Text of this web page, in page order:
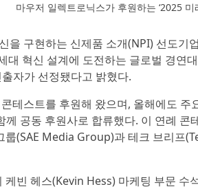
마우저 일렉트로닉스가 후원하는 ‘2025
을 구현하는 신제품 소개(NPI) 선도기
대 혁신 설계에 도전하는 글로벌 경연대
출자가 선정됐다고 밝혔다.
테스트를 후원해 왔으며, 올해에도
께 공동 후원사로 합류했다. 이 연례
룹(SAE Media Group)과 테크 브리프
빈 헤스(Kevin Hess) 마케팅 부문 수